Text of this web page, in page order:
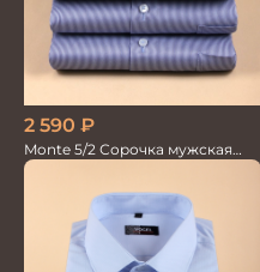
2 590 ₽
Monte 5/2 Сорочка мужская
кор.рукав